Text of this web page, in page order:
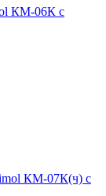
КМ-06К с